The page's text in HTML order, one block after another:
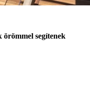
örömmel segítenek